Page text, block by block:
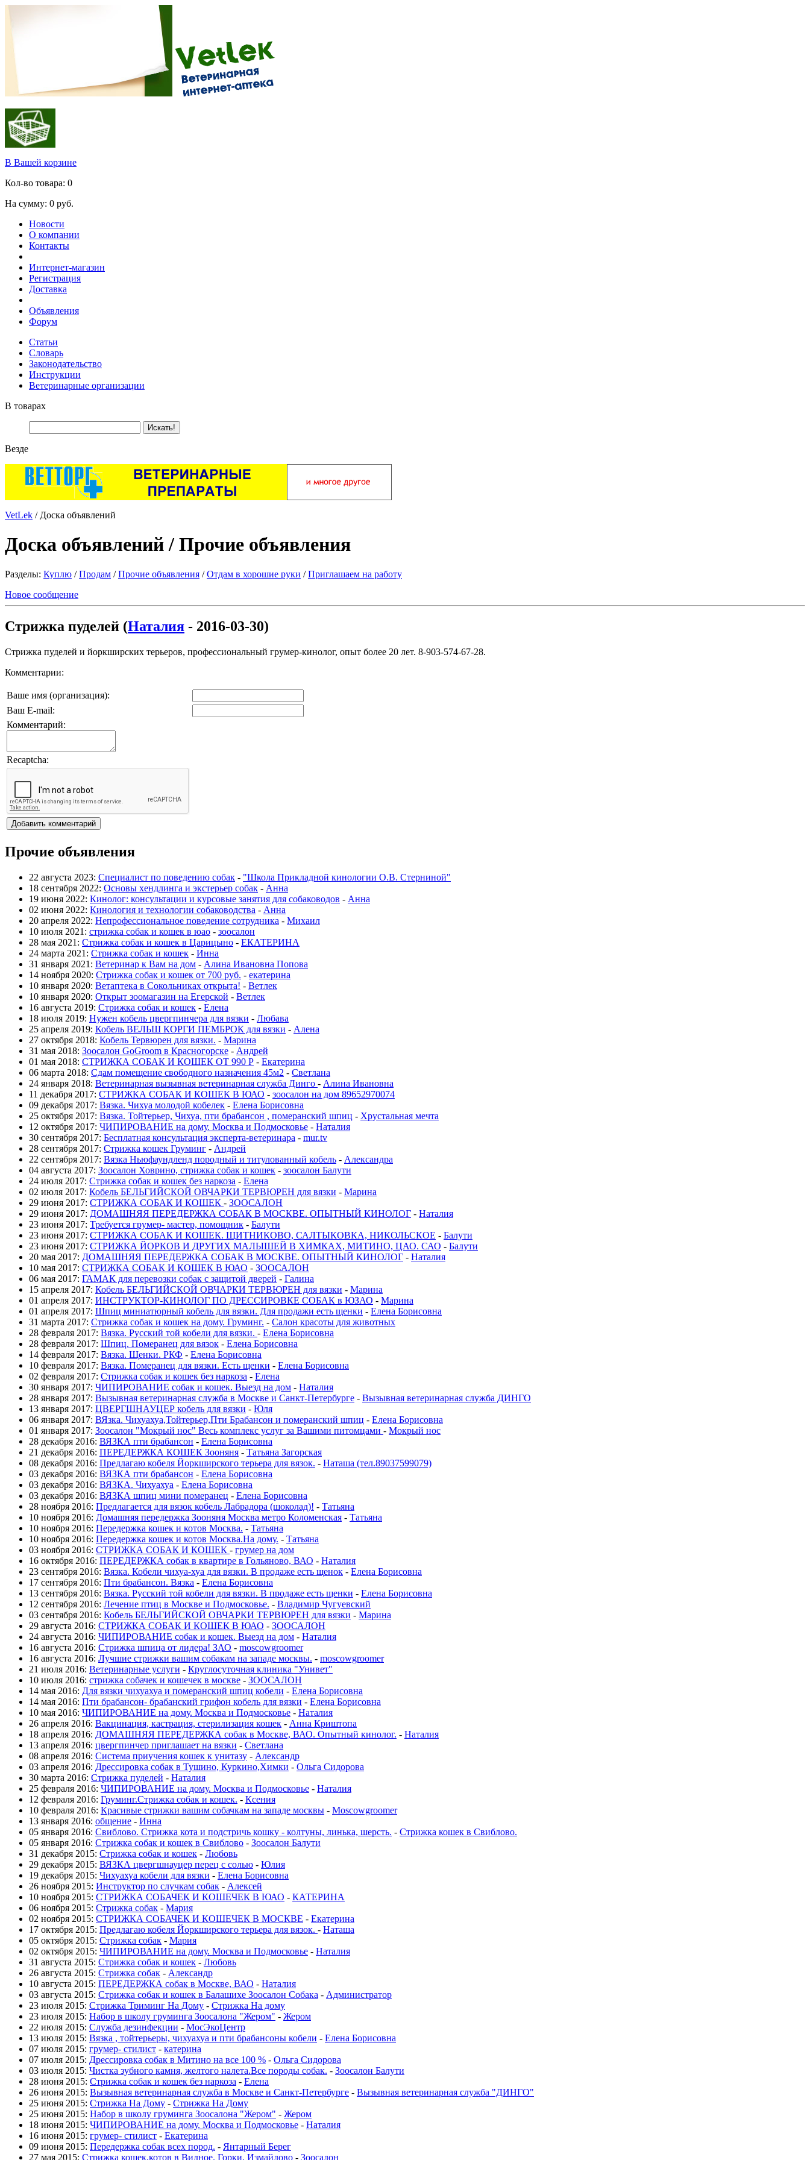
В Вашей корзине
Кол-во товара: 0
На сумму: 0 руб.
Новости
О компании
Контакты
Интернет-магазин
Регистрация
Доставка
Объявления
Форум
Статьи
Словарь
Законодательство
Инструкции
Ветеринарные организации
В товарах
Везде
VetLek / Доска объявлений
Доска объявлений / Прочие объявления
Разделы: Куплю /Продам /Прочие объявления /Отдам в хорошие руки /Приглашаем на работу
Новое сообщение
Стрижка пуделей (Наталия - 2016-03-30)
Стрижка пуделей и йоркширских терьеров, профессиональный грумер-кинолог, опыт более 20 лет. 8-903-574-67-28.
Комментарии:
Ваше имя (организация):
Ваш E-mail:
Комментарий:
Recaptcha:
Прочие объявления
22 августа 2023: Специалист по поведению собак - "Школа Прикладной кинологии О.В. Стерниной"
18 сентября 2022: Основы хендлинга и экстерьер собак - Анна
19 июня 2022: Кинолог: консультации и курсовые занятия для собаководов - Анна
02 июня 2022: Кинология и технологии собаководства - Анна
20 апреля 2022: Непрофессиональное поведение сотрудника - Михаил
10 июля 2021: стрижка собак и кошек в юао - зоосалон
28 мая 2021: Стрижка собак и кошек в Царицыно - ЕКАТЕРИНА
24 марта 2021: Стрижка собак и кошек - Инна
31 января 2021: Ветеринар к Вам на дом - Алина Ивановна Попова
14 ноября 2020: Стрижка собак и кошек от 700 руб. - екатерина
10 января 2020: Ветаптека в Сокольниках открыта! - Ветлек
10 января 2020: Открыт зоомагазин на Егерской - Ветлек
16 августа 2019: Стрижка собак и кошек - Елена
18 июля 2019: Нужен кобель цвергпинчера для вязки - Любава
25 апреля 2019: Кобель ВЕЛЬШ КОРГИ ПЕМБРОК для вязки - Алена
27 октября 2018: Кобель Тервюрен для вязки. - Марина
31 мая 2018: Зоосалон GoGroom в Красногорске - Андрей
01 мая 2018: СТРИЖКА СОБАК И КОШЕК ОТ 990 Р - Екатерина
06 марта 2018: Сдам помещение свободного назначения 45м2 - Светлана
24 января 2018: Ветеринарная вызывная ветеринарная служба Динго - Алина Ивановна
11 декабря 2017: СТРИЖКА СОБАК И КОШЕК В ЮАО - зоосалон на дом 89652970074
09 декабря 2017: Вязка. Чихуа молодой кобелек - Елена Борисовна
25 октября 2017: Вязка. Тойтерьер, Чихуа, пти брабансон , померанский шпиц - Хрустальная мечта
12 октября 2017: ЧИПИРОВАНИЕ на дому. Москва и Подмосковье - Наталия
30 сентября 2017: Бесплатная консультация эксперта-ветеринара - mur.tv
28 сентября 2017: Стрижка кошек Груминг - Андрей
22 сентября 2017: Вязка Ньюфаундленд породный и титулованный кобель - Александра
04 августа 2017: Зоосалон Ховрино, стрижка собак и кошек - зоосалон Балути
24 июля 2017: Стрижка собак и кошек без наркоза - Елена
02 июля 2017: Кобель БЕЛЬГИЙСКОЙ ОВЧАРКИ ТЕРВЮРЕН для вязки - Марина
29 июня 2017: СТРИЖКА СОБАК И КОШЕК - ЗООСАЛОН
29 июня 2017: ДОМАШНЯЯ ПЕРЕДЕРЖКА СОБАК В МОСКВЕ. ОПЫТНЫЙ КИНОЛОГ - Наталия
23 июня 2017: Требуется грумер- мастер, помощник - Балути
23 июня 2017: СТРИЖКА СОБАК И КОШЕК. ЩИТНИКОВО, САЛТЫКОВКА, НИКОЛЬСКОЕ - Балути
23 июня 2017: CТРИЖКА ЙОРКОВ И ДРУГИХ МАЛЫШЕЙ В ХИМКАХ, МИТИНО, ЦАО. САО - Балути
20 мая 2017: ДОМАШНЯЯ ПЕРЕДЕРЖКА СОБАК В МОСКВЕ. ОПЫТНЫЙ КИНОЛОГ - Наталия
10 мая 2017: СТРИЖКА СОБАК И КОШЕК В ЮАО - ЗООСАЛОН
06 мая 2017: ГАМАК для перевозки собак с защитой дверей - Галина
15 апреля 2017: Кобель БЕЛЬГИЙСКОЙ ОВЧАРКИ ТЕРВЮРЕН для вязки - Марина
01 апреля 2017: ИНСТРУКТОР-КИНОЛОГ ПО ДРЕССИРОВКЕ СОБАК в ЮЗАО - Марина
01 апреля 2017: Шпиц миниатюрный кобель для вязки. Для продажи есть щенки - Елена Борисовна
31 марта 2017: Стрижка собак и кошек на дому. Груминг. - Салон красоты для животных
28 февраля 2017: Вязка. Русский той кобели для вязки. - Елена Борисовна
28 февраля 2017: Шпиц. Померанец для вязок - Елена Борисовна
14 февраля 2017: Вязка. Щенки. РКФ - Елена Борисовна
10 февраля 2017: Вязка. Померанец для вязки. Есть щенки - Елена Борисовна
02 февраля 2017: Стрижка собак и кошек без наркоза - Елена
30 января 2017: ЧИПИРОВАНИЕ собак и кошек. Выезд на дом - Наталия
28 января 2017: Вызывная ветеринарная служба в Москве и Санкт-Петербурге - Вызывная ветеринарная служба ДИНГО
13 января 2017: ЦВЕРГШНАУЦЕР кобель для вязки - Юля
06 января 2017: ВЯзка. Чихуахуа,Тойтерьер,Пти Брабансон и померанский шпиц - Елена Борисовна
01 января 2017: Зоосалон "Мокрый нос" Весь комплекс услуг за Вашими питомцами - Мокрый нос
28 декабря 2016: ВЯЗКА пти брабансон - Елена Борисовна
21 декабря 2016: ПЕРЕДЕРЖКА КОШЕК Зооняня - Татьяна Загорская
08 декабря 2016: Предлагаю кобеля Йоркширского терьера для вязок. - Наташа (тел.89037599079)
03 декабря 2016: ВЯЗКА пти брабансон - Елена Борисовна
03 декабря 2016: ВЯЗКА. Чихуахуа - Елена Борисовна
03 декабря 2016: ВЯЗКА шпиц мини померанец - Елена Борисовна
28 ноября 2016: Предлагается для вязок кобель Лабрадора (шоколад)! - Татьяна
10 ноября 2016: Домашняя передержка Зооняня Москва метро Коломенская - Татьяна
10 ноября 2016: Передержка кошек и котов Москва. - Татьяна
10 ноября 2016: Передержка кошек и котов Москва.На дому. - Татьяна
03 ноября 2016: СТРИЖКА СОБАК И КОШЕК - грумер на дом
16 октября 2016: ПЕРЕДЕРЖКА собак в квартире в Гольяново, ВАО - Наталия
23 сентября 2016: Вязка. Кобели чихуа-хуа для вязки. В продаже есть щенок - Елена Борисовна
17 сентября 2016: Пти брабансон. Вязка - Елена Борисовна
13 сентября 2016: Вязка. Русский той кобели для вязки. В продаже есть щенки - Елена Борисовна
12 сентября 2016: Лечение птиц в Москве и Подмосковье. - Владимир Чугуевский
03 сентября 2016: Кобель БЕЛЬГИЙСКОЙ ОВЧАРКИ ТЕРВЮРЕН для вязки - Марина
29 августа 2016: СТРИЖКА СОБАК И КОШЕК В ЮАО - ЗООСАЛОН
24 августа 2016: ЧИПИРОВАНИЕ собак и кошек. Выезд на дом - Наталия
16 августа 2016: Стрижка шпица от лидера! ЗАО - moscowgroomer
16 августа 2016: Лучшие стрижки вашим собакам на западе москвы. - moscowgroomer
21 июля 2016: Ветеринарные услуги - Круглосуточная клиника "Унивет"
10 июля 2016: стрижка собачек и кошечек в москве - ЗООСАЛОН
14 мая 2016: Для вязки чихуахуа и померанский шпиц кобели - Елена Борисовна
14 мая 2016: Пти брабансон- брабанский грифон кобель для вязки - Елена Борисовна
10 мая 2016: ЧИПИРОВАНИЕ на дому. Москва и Подмосковье - Наталия
26 апреля 2016: Вакцинация, кастрация, стерилизация кошек - Анна Криштопа
18 апреля 2016: ДОМАШНЯЯ ПЕРЕДЕРЖКА собак в Москве, ВАО. Опытный кинолог. - Наталия
13 апреля 2016: цвергпинчер приглашает на вязки - Светлана
08 апреля 2016: Система приучения кошек к унитазу - Александр
03 апреля 2016: Дрессировка собак в Тушино, Куркино,Химки - Ольга Сидорова
30 марта 2016: Стрижка пуделей - Наталия
25 февраля 2016: ЧИПИРОВАНИЕ на дому. Москва и Подмосковье - Наталия
12 февраля 2016: Груминг.Стрижка собак и кошек. - Ксения
10 февраля 2016: Красивые стрижки вашим собачкам на западе москвы - Moscowgroomer
13 января 2016: общение - Инна
05 января 2016: Свиблово. Стрижка кота и подстричь кошку - колтуны, линька, шерсть. - Стрижка кошек в Свиблово.
05 января 2016: Стрижка собак и кошек в Свиблово - Зоосалон Балути
31 декабря 2015: Стрижка собак и кошек - Любовь
29 декабря 2015: ВЯЗКА цвергшнауцер перец с солью - Юлия
19 декабря 2015: Чихуахуа кобели для вязки - Елена Борисовна
26 ноября 2015: Инструктор по случкам собак - Алексей
10 ноября 2015: СТРИЖКА СОБАЧЕК И КОШЕЧЕК В ЮАО - КАТЕРИНА
06 ноября 2015: Стрижка собак - Мария
02 ноября 2015: СТРИЖКА СОБАЧЕК И КОШЕЧЕК В МОСКВЕ - Екатерина
17 октября 2015: Предлагаю кобеля Йоркширского терьера для вязок. - Наташа
05 октября 2015: Стрижка собак - Мария
02 октября 2015: ЧИПИРОВАНИЕ на дому. Москва и Подмосковье - Наталия
31 августа 2015: Стрижка собак и кошек - Любовь
26 августа 2015: Стрижка собак - Александр
10 августа 2015: ПЕРЕДЕРЖКА собак в Москве, ВАО - Наталия
03 августа 2015: Стрижка собак и кошек в Балашихе Зоосалон Собака - Администратор
23 июля 2015: Стрижка Триминг На Дому - Стрижка На дому
23 июля 2015: Набор в школу груминга Зоосалона "Жером" - Жером
22 июля 2015: Служба дезинфекции - МосЭкоЦентр
13 июля 2015: Вязка , тойтерьеры, чихуахуа и пти брабансоны кобели - Елена Борисовна
07 июля 2015: грумер- стилист - катерина
07 июля 2015: Дрессировка собак в Митино на все 100 % - Ольга Сидорова
03 июля 2015: Чистка зубного камня, желтого налета.Все породы собак. - Зоосалон Балути
28 июня 2015: Стрижка собак и кошек без наркоза - Елена
26 июня 2015: Вызывная ветеринарная служба в Москве и Санкт-Петербурге - Вызывная ветеринарная служба "ДИНГО"
25 июня 2015: Стрижка На Дому - Стрижка На Дому
25 июня 2015: Набор в школу груминга Зоосалона "Жером" - Жером
18 июня 2015: ЧИПИРОВАНИЕ на дому. Москва и Подмосковье - Наталия
16 июня 2015: грумер- стилист - Екатерина
09 июня 2015: Передержка собак всех пород. - Янтарный Берег
27 мая 2015: Стрижка кошек,котов в Видное. Горки, Измайлово - Зоосалон